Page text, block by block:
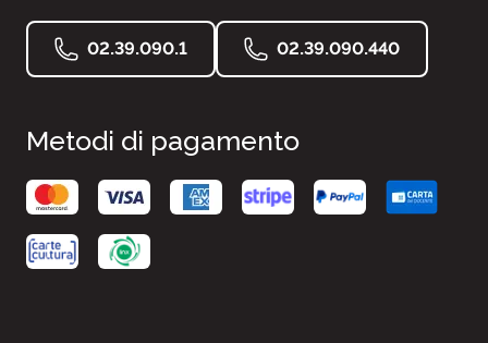
02.39.090.1 02.39.090.440
Metodi di pagamento